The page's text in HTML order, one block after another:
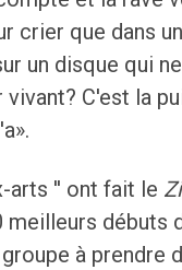
crier que dans
un disque qui
vivant? C'est la
arts '' ont fait le
meilleurs débuts
à prendre